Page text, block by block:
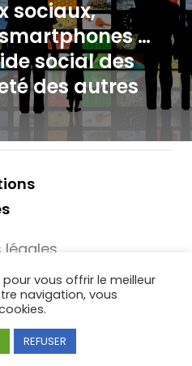
sociaux,
…
social des
des autres
légales
-
vous offrir le meilleur
navigation, vous
REFUSER